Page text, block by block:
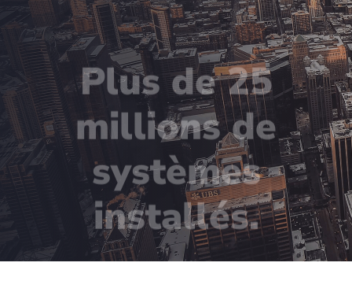
Plus de 25
millions de
systèmes
installés.